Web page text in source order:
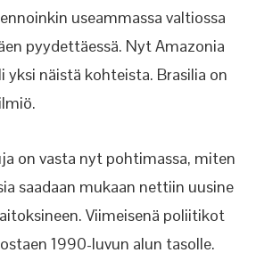
useammassa valtiossa
pyydettäessä. Nyt Amazonia
yksi näistä kohteista. Brasilia on
on vasta nyt pohtimassa, miten
saadaan mukaan nettiin uusine
Viimeisenä poliitikot
1990-luvun alun tasolle.